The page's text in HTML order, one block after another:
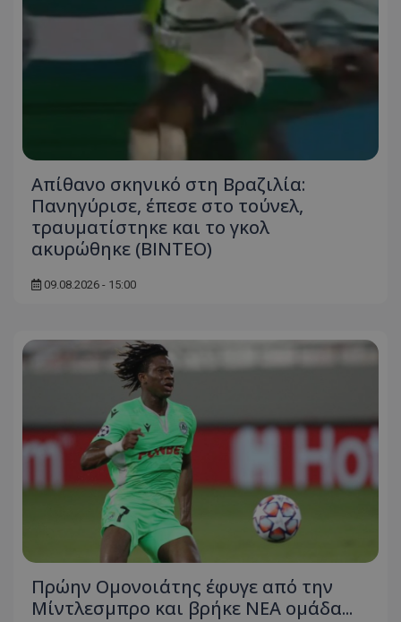
Απίθανο σκηνικό στη Βραζιλία:
Πανηγύρισε, έπεσε στο τούνελ,
τραυματίστηκε και το γκολ
ακυρώθηκε (BINTEO)
09.08.2026 - 15:00
Πρώην Ομονοιάτης έφυγε από την
Μίντλεσμπρο και βρήκε ΝΕΑ ομάδα...